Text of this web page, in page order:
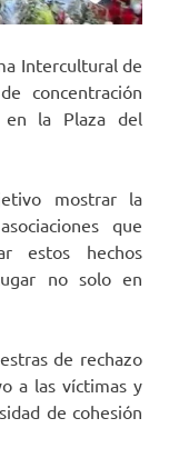
Intercultural de
concentración
en la Plaza del
mostrar la
que
estos hechos
no solo en
de rechazo
a las víctimas y
de cohesión